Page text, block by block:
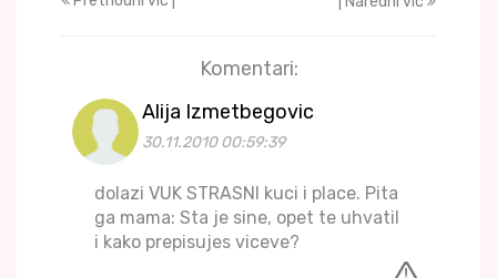
Komentari:
Alija Izmetbegovic
30.11.2010 00:59:39
dolazi VUK STRASNI kuci i place. Pita
ga mama: Sta je sine, opet te uhvatil
i kako prepisujes viceve?